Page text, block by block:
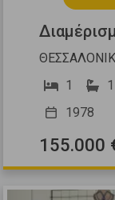
1
1
1978
155.000